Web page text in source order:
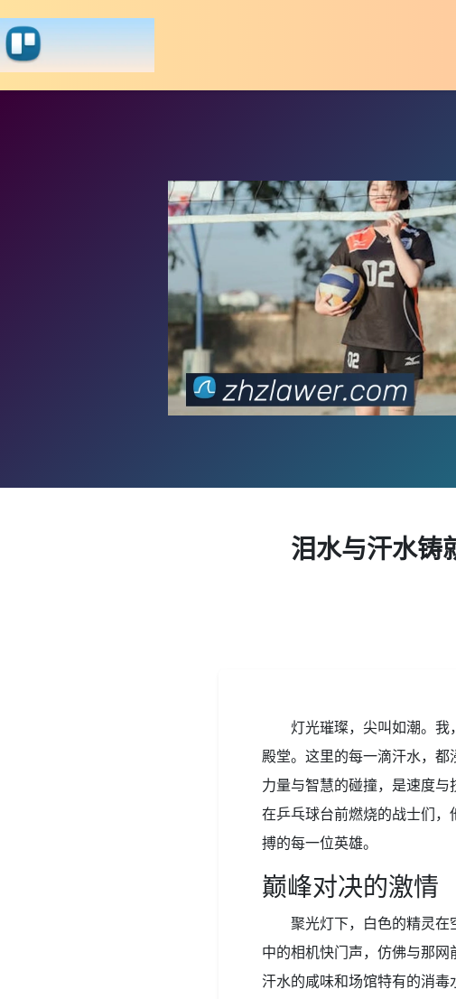
泪水与汗水铸
灯光璀璨，尖叫如潮。
殿堂。这里的每一滴汗水，
力量与智慧的碰撞，是速度
在乒乓球台前燃烧的战士们
搏的每一位英雄。
巅峰对决的激情
聚光灯下，白色的精灵
中的相机快门声，仿佛与那
汗水的咸味和场馆特有的消毒